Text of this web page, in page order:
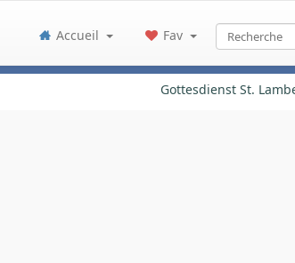
Accueil Fav
Gottesdienst St.